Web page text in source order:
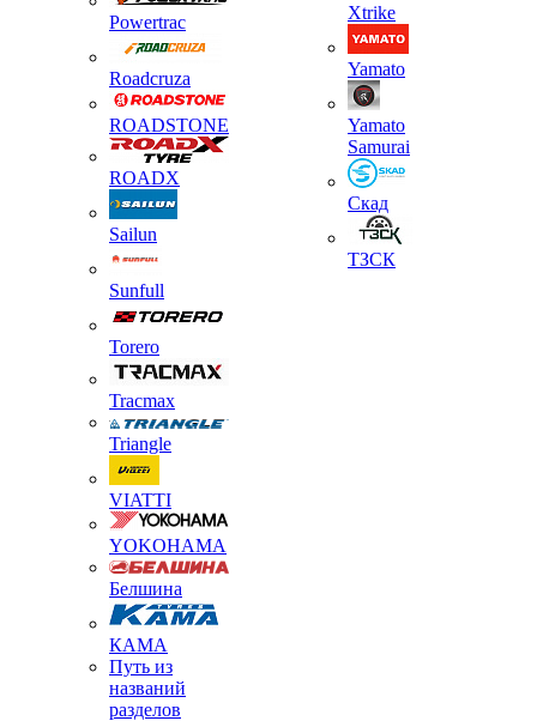
Powertrac
Roadcruza
ROADSTONE
ROADX
Sailun
Sunfull
Torero
Tracmax
Triangle
VIATTI
YOKOHAMA
Белшина
КАМА
Путь из
названий
разделов
Xtrike
Yamato
Yamato
Samurai
Скад
ТЗСК